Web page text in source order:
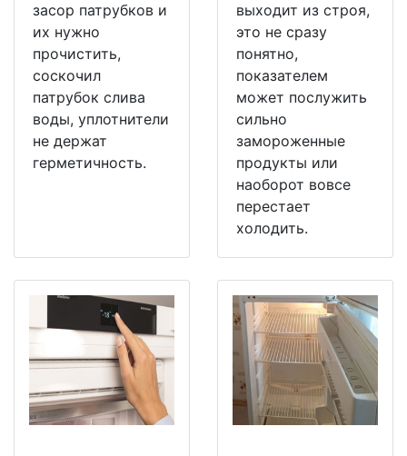
засор патрубков и
их нужно
прочистить,
соскочил
патрубок слива
воды, уплотнители
не держат
герметичность.
выходит из строя,
это не сразу
понятно,
показателем
может послужить
сильно
замороженные
продукты или
наоборот вовсе
перестает
холодить.